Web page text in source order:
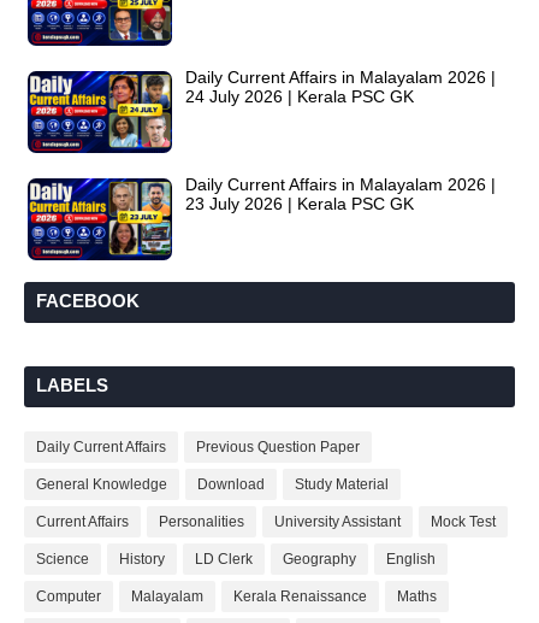
Daily Current Affairs in Malayalam 2026 |
24 July 2026 | Kerala PSC GK
Daily Current Affairs in Malayalam 2026 |
23 July 2026 | Kerala PSC GK
FACEBOOK
LABELS
Daily Current Affairs Previous Question Paper
General Knowledge Download Study Material
Current Affairs Personalities University Assistant Mock Test
Science History LD Clerk Geography English
Computer Malayalam Kerala Renaissance Maths